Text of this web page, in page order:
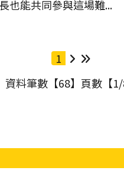
也能共同參與這場難...
1 下一頁最後一頁
資料筆數【68】頁數【1/